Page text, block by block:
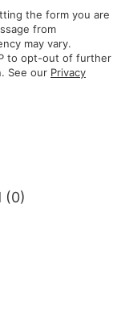
the form you are
from
may vary.
to opt-out of further
See our Privacy
(0)